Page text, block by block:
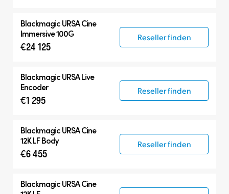
BlackmagicURSA Cine
Immersive 100G
€24 125
Reseller finden
BlackmagicURSA Live
Encoder
€1 295
Reseller finden
BlackmagicURSA Cine
12K LF Body
€6 455
Reseller finden
BlackmagicURSA Cine